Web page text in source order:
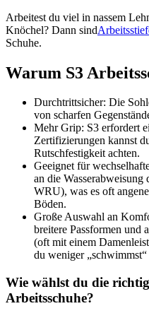
Arbeitest du viel in nassem
Knöchel? Dann sind
Schuhe.
Warum S3
Durchtrittsicher: Die
von scharfen
Mehr Grip: S3 erfordert
Zertifizierungen kannst
Rutschfestigkeit achten.
Geeignet für
an die
WRU), was es oft
Böden.
Große Auswahl an
breitere Passformen und
(oft mit einem
du weniger
Wie wählst du die
Arbeitsschuhe?